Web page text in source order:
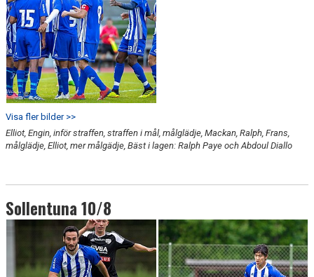
Visa fler bilder >>
Elliot, Engin, inför straffen, straffen i mål, målglädje, Mackan, Ralph, Frans,
målglädje, Elliot, mer målgädje, Bäst i lagen: Ralph Paye och Abdoul Diallo
Sollentuna 10/8